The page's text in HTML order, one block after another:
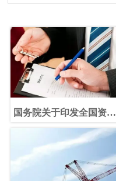
国务院关于印发全国资源
（2013-2020年）的通知